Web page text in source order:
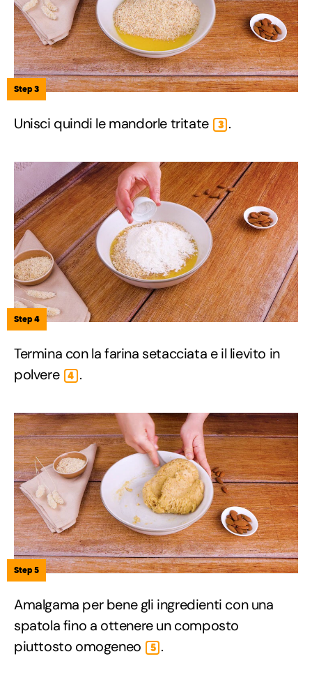
Step 3
Unisci quindi le mandorle tritate 3 .
Step 4
Termina con la farina setacciata e il lievito in
polvere
4 .
Step 5
Amalgama per bene gli ingredienti con una
spatola fino a ottenere un composto
piuttosto omogeneo
5 .